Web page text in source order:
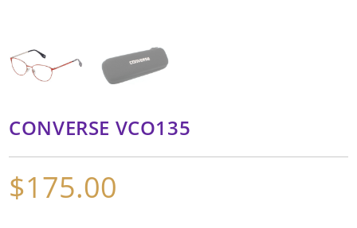
CONVERSE VCO135
$175.00